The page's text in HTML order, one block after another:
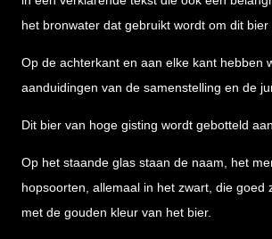
het bronwater dat gebruikt wordt om dit bier
Op de achterkant en aan elke kant hebben
aanduidingen van de samenstelling en de
Dit bier van hoge gisting wordt gebotteld
Op het staande glas staan de naam, het
hopsoorten, allemaal in het zwart, die goed
met de gouden kleur van het bier.